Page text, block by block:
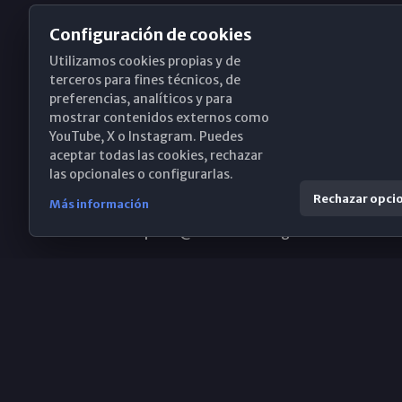
Obispado de Málaga
Santa María, 18-20. 29015 Málaga
(+34) 952 224 386
Configuración de cookies
Utilizamos cookies propias y de
terceros para fines técnicos, de
preferencias, analíticos y para
mostrar contenidos externos como
YouTube, X o Instagram. Puedes
aceptar todas las cookies, rechazar
las opcionales o configurarlas.
Más información Rechazar